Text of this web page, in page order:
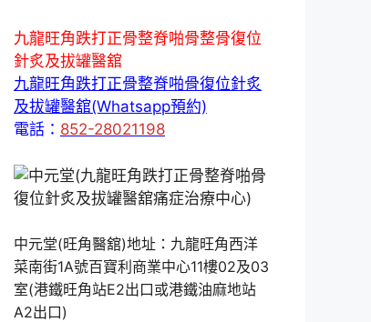
九龍旺角跌打正骨整脊啪骨整骨復位
針炙及拔罐醫舘
九龍旺角跌打正骨整脊啪骨復位針炙
及拔罐醫舘(Whatsapp預約)
電話： 852-28021198
中元堂(旺角醫舘)地址：九龍旺角西洋
菜南街1A號百寶利商業中心11樓02及03
室(港鐵旺角站E2出口或港鐵油麻地站
A2出口)